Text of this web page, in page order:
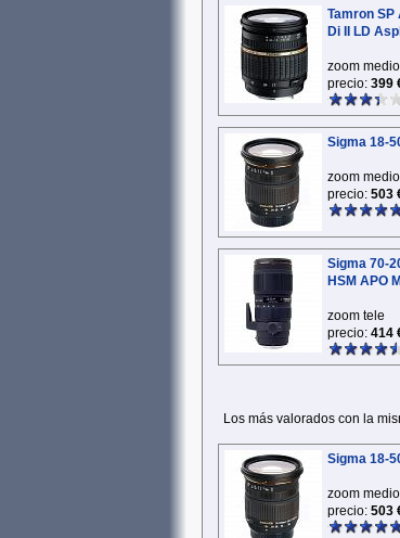
Tamron SP
Di II LD
zoom medio
precio: 399
Sigma 18-
zoom medio
precio: 503
Sigma 70-
HSM APO
zoom tele
precio: 414
Los más valorados con la
Sigma 18-
zoom medio
precio: 503